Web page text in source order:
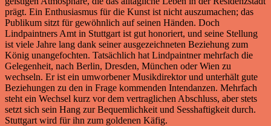
prägt. Ein Enthusiasmus für die Kunst ist nicht auszumachen; das
Publikum sitzt für gewöhnlich auf seinen Händen. Doch
Lindpaintners Amt in Stuttgart ist gut honoriert, und seine Stellung
ist viele Jahre lang dank seiner ausgezeichneten Beziehung zum
König unangefochten. Tatsächlich hat Lindpaintner mehrfach die
Gelegenheit, nach Berlin, Dresden, München oder Wien zu
wechseln. Er ist ein umworbener Musikdirektor und unterhält gute
Beziehungen zu den in Frage kommenden Intendanzen. Mehrfach
steht ein Wechsel kurz vor dem vertraglichen Abschluss, aber stets
setzt sich sein Hang zur Bequemlichkeit und Sesshaftigkeit durch.
Stuttgart wird für ihn zum goldenen Käfig.